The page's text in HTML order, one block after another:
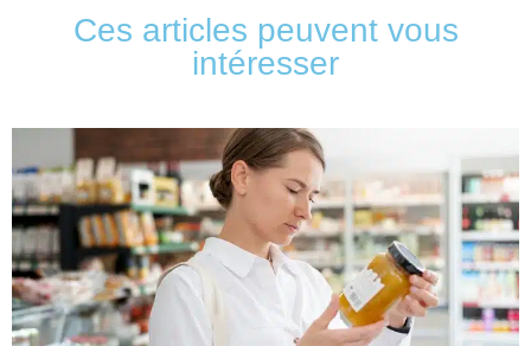
Ces articles peuvent vous
intéresser